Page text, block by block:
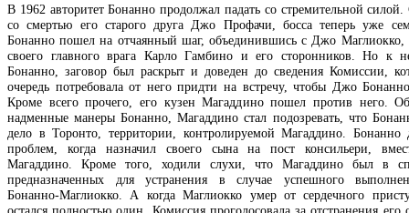
В 1962 авторитет Бонанно продолжал падать со стремительной силой.
со смертью его старого друга Джо Профачи, босса теперь уже
Бонанно пошел на отчаянный шаг, объединившись с Джо Маглиокко,
своего главного врага Карло Гамбино и его сторонников. Но к
Бонанно, заговор был раскрыт и доведен до сведения Комиссии,
очередь потребовала от него придти на встречу, чтобы Джо
Кроме всего прочего, его кузен Магаддино пошел против него.
надменные манеры Бонанно, Магаддино стал подозревать, что
дело в Торонто, территории, контролируемой Магаддино. Бонанно
проблем, когда назначил своего сына на пост консильери,
Магаддино. Кроме того, ходили слухи, что Магаддино был в
предназначенных для устранения в случае успешного
Бонанно-Маглиокко. А когда Маглиокко умер от сердечного
остался полностью один. Комиссия проголосовала за отстранения его